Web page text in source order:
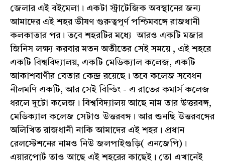
জেলার এই বইমেলা। একটা স্ট্রাটেজিক অবস্থানের জন্য
আমাদের এই শহর ভীষণ গুরুত্বপূর্ণ পশ্চিমবঙ্গে রাজধানী
কলকাতার পর। তবে শহরটির মধ্যে আরও একটি মজার
জিনিস লক্ষ্য করবার মতন অতীতের সেই সময়ে , এই শহরে
একটি বিশ্ববিদ্যালয়, একটি মেডিক্যাল কলেজ, একটি
আকাশবাণীর বেতার কেন্দ্র রয়েছে। তবে কলেজ সবেধন
নীলমণি একটি, আর সেই বিল্ডিং - এ রাতের কমার্স কলেজ
ধরলে দুটো কলেজ। বিশ্ববিদ্যালয় আছে নাম তার উত্তরবঙ্গ,
মেডিক্যাল কলেজ সেটাও উত্তরবঙ্গ। আর শুনছি উত্তরবঙ্গের
অলিখিত রাজধানী নাকি আমাদের এই শহর। প্রধান
রেলস্টেশনের নামও নিউ জলপাইগুড়ি( এনজেপি)।
এয়ারপোর্ট তাও আছে এই শহরের কাছেই। তো এখানেই